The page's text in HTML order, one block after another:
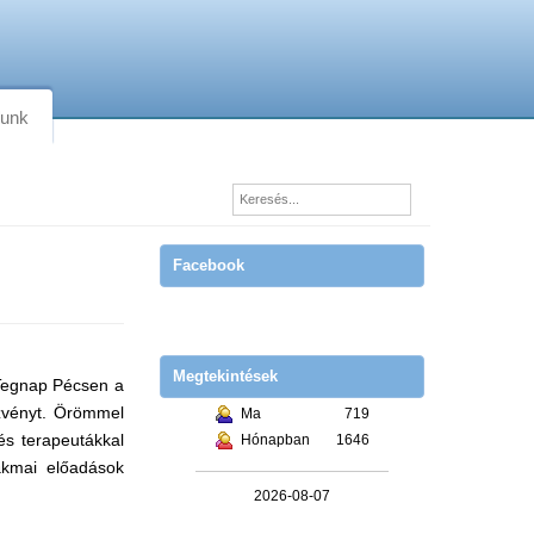
Pécsen a
Örömmel
terapeutákkal
előadások
Facebook
Megtekintések
Ma
719
Hónapban
1646
2026-08-07